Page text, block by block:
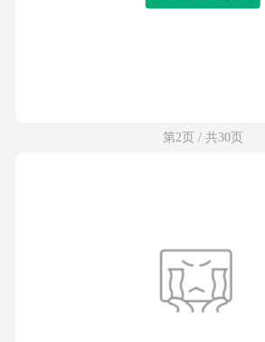
第2页 / 共30页